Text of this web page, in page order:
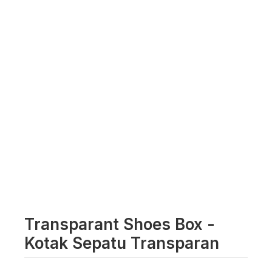
Transparant Shoes Box -
Kotak Sepatu Transparan